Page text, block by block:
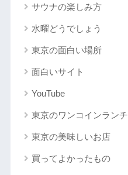
サウナの楽しみ方
水曜どうでしょう
東京の面白い場所
面白いサイト
YouTube
東京のワンコインランチ
東京の美味しいお店
買ってよかったもの